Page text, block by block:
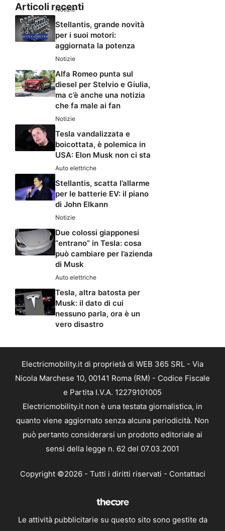
Articoli recenti
Notizie
Stellantis, grande novità
per i suoi motori:
aggiornata la potenza
Notizie
Alfa Romeo punta sul
diesel per Stelvio e Giulia,
ma c’è anche una notizia
che fa male ai fan
Notizie
Tesla vandalizzata e
boicottata, è polemica in
USA: Elon Musk non ci sta
Auto elettriche
Stellantis, scatta l’allarme
per le batterie EV: il piano
di John Elkann
Notizie
Due colossi giapponesi
“entrano” in Tesla: cosa
può cambiare per l’azienda
di Musk
Auto elettriche
Tesla, altra batosta per
Musk: il dato di cui
nessuno parla, ora è un
vero disastro
Electricmobility.it di proprietà di WEB 365 SRL - Via
Nicola Marchese 10, 00141 Roma (RM) - Codice Fiscale
e Partita I.V.A. 12279101005
Electricmobility.it non è una testata giornalistica, in
quanto viene aggiornato senza alcuna periodicità. Non
può pertanto considerarsi un prodotto editoriale ai
sensi della legge n. 62 del 07.03.2001
Copyright ©2026 - Tutti i diritti riservati - Contattaci
Le attività pubblicitarie su questo sito sono gestite da